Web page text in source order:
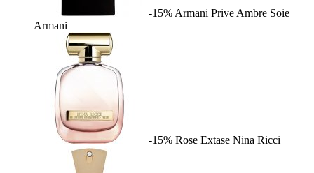
-15% Armani Prive Ambre Soie
Armani
-15% Rose Extase Nina Ricci